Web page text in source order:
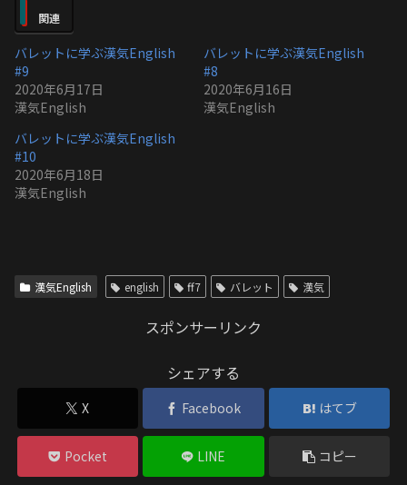
関連
バレットに学ぶ漢気English
#9
2020年6月17日
漢気English
バレットに学ぶ漢気English
#8
2020年6月16日
漢気English
バレットに学ぶ漢気English
#10
2020年6月18日
漢気English
漢気English english ff7 バレット 漢気
スポンサーリンク
シェアする
X Facebook はてブ
Pocket LINE コピー